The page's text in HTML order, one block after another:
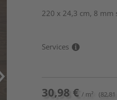
220 x 24,3 cm, 8 mm
Services
30,98 € / m²